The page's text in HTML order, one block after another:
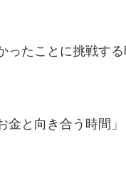
ったことに挑戦す
金と向き合う時間」